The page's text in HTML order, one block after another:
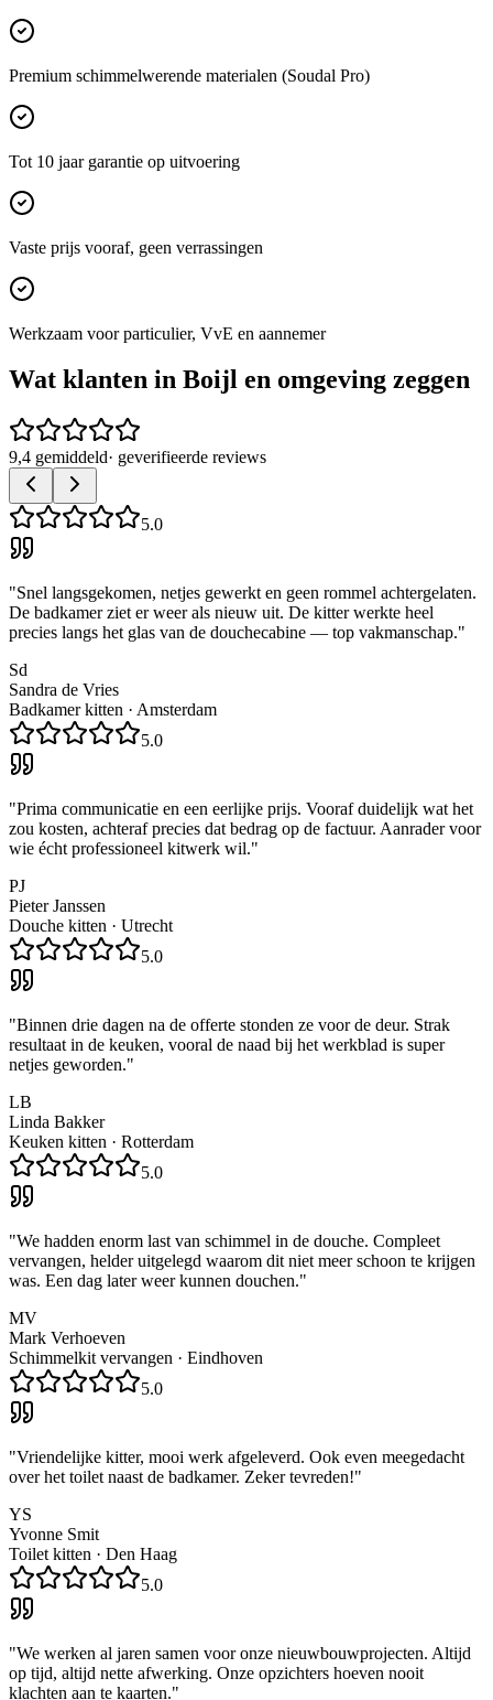
Premium schimmelwerende materialen (Soudal Pro)
Tot 10 jaar garantie op uitvoering
Vaste prijs vooraf, geen verrassingen
Werkzaam voor particulier, VvE en aannemer
Wat klanten in Boijl en omgeving zeggen
9,4 gemiddeld· geverifieerde reviews
5.0
"Snel langsgekomen, netjes gewerkt en geen rommel achtergelaten.
De badkamer ziet er weer als nieuw uit. De kitter werkte heel
precies langs het glas van de douchecabine — top vakmanschap."
Sd
Sandra de Vries
Badkamer kitten · Amsterdam
5.0
"Prima communicatie en een eerlijke prijs. Vooraf duidelijk wat het
zou kosten, achteraf precies dat bedrag op de factuur. Aanrader voor
wie écht professioneel kitwerk wil."
PJ
Pieter Janssen
Douche kitten · Utrecht
5.0
"Binnen drie dagen na de offerte stonden ze voor de deur. Strak
resultaat in de keuken, vooral de naad bij het werkblad is super
netjes geworden."
LB
Linda Bakker
Keuken kitten · Rotterdam
5.0
"We hadden enorm last van schimmel in de douche. Compleet
vervangen, helder uitgelegd waarom dit niet meer schoon te krijgen
was. Een dag later weer kunnen douchen."
MV
Mark Verhoeven
Schimmelkit vervangen · Eindhoven
5.0
"Vriendelijke kitter, mooi werk afgeleverd. Ook even meegedacht
over het toilet naast de badkamer. Zeker tevreden!"
YS
Yvonne Smit
Toilet kitten · Den Haag
5.0
"We werken al jaren samen voor onze nieuwbouwprojecten. Altijd
op tijd, altijd nette afwerking. Onze opzichters hoeven nooit
klachten aan te kaarten."